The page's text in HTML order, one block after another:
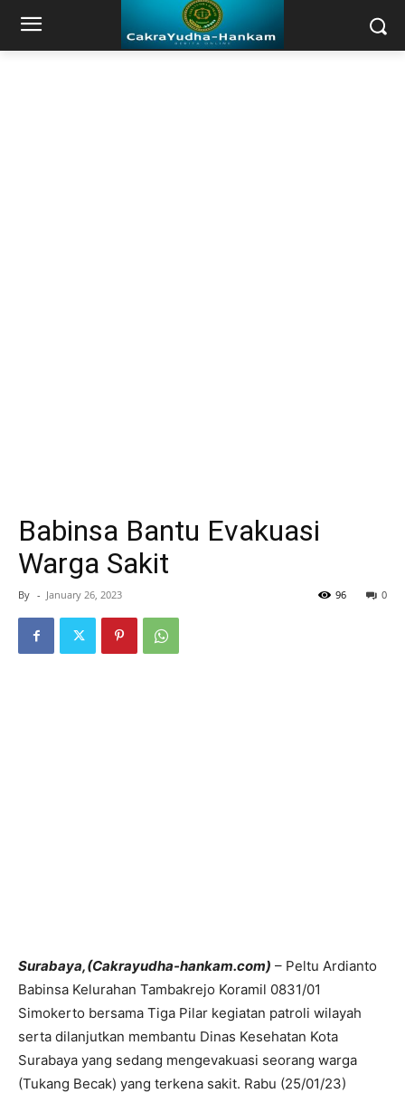
Babinsa Bantu Evakuasi
Warga Sakit
By - January 26, 2023 0
96
Surabaya,(Cakrayudha-hankam.com) – Peltu Ardianto
Babinsa Kelurahan Tambakrejo Koramil 0831/01
Simokerto bersama Tiga Pilar kegiatan patroli wilayah
serta dilanjutkan membantu Dinas Kesehatan Kota
Surabaya yang sedang mengevakuasi seorang warga
(Tukang Becak) yang terkena sakit. Rabu (25/01/23)